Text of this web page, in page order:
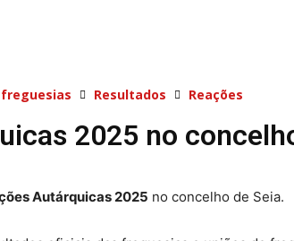
»»» Fundação Aurora
Resultados Reações
2025 no
Autárquicas 2025 no concelho de Seia.